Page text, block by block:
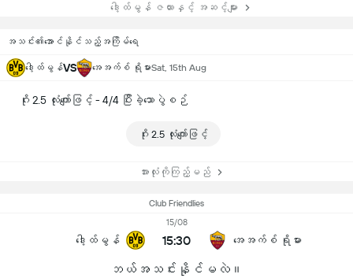
ဒေါ့ထ်မွန် ဇယားနှင့် အဆင့်များ
အသင်း၏အောင်နိုင်သည့်အကြိမ်ရေ
ဒေါ့ထ်မွန်VS အေအက်စ် ရိုမားSat, 15th Aug
ဂိုး 2.5 လုံးကျော်ဖြင့် - 4/4 ပြီးခဲ့သောပွဲစဉ်
ဂိုး 2.5 လုံးကျော်ဖြင့်
အားလုံးကိုကြည့်မည်
Club Friendlies
ဒေါ့ထ်မွန်
15/08
15:30 အေအက်စ် ရိုမား
ဘယ်အသင်းနိုင်မလဲ။